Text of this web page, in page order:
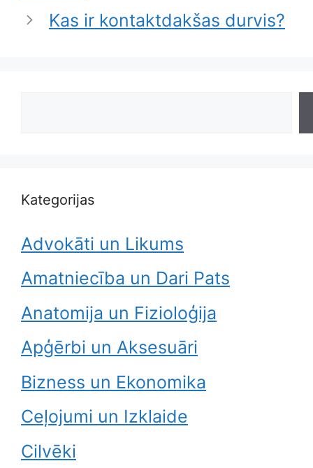
Kas ir kontaktdakšas durvis?
Kategorijas
Advokāti un Likums
Amatniecība un Dari Pats
Anatomija un Fizioloģija
Apģērbi un Aksesuāri
Bizness un Ekonomika
Ceļojumi un Izklaide
Cilvēki